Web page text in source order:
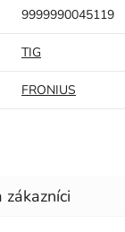
9999990045119
TIG
FRONIUS